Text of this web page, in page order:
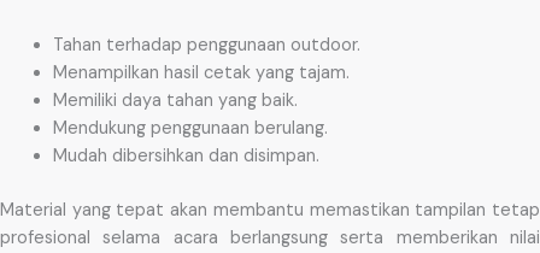
Tahan terhadap penggunaan outdoor.
Menampilkan hasil cetak yang tajam.
Memiliki daya tahan yang baik.
Mendukung penggunaan berulang.
Mudah dibersihkan dan disimpan.
Material yang tepat akan membantu memastikan tampilan tetap
profesional selama acara berlangsung serta memberikan nilai